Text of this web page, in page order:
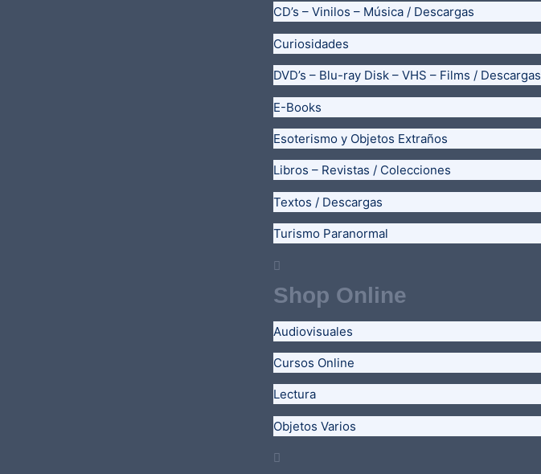
CD’s – Vinilos – Música / Descargas
Curiosidades
DVD’s – Blu-ray Disk – VHS – Films / Descargas
E-Books
Esoterismo y Objetos Extraños
Libros – Revistas / Colecciones
Textos / Descargas
Turismo Paranormal
Shop Online
Audiovisuales
Cursos Online
Lectura
Objetos Varios